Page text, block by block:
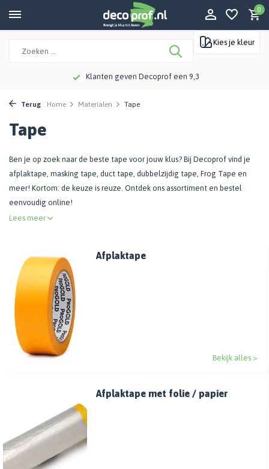
0
Kies je kleur
Klanten geven Decoprof een 9,3
Terug Home Materialen Tape
Tape
Ben je op zoek naar de beste tape voor jouw klus? Bij Decoprof vind je
afplaktape, masking tape, duct tape, dubbelzijdig tape, Frog Tape en
meer! Kortom: de keuze is reuze. Ontdek ons assortiment en bestel
eenvoudig online!
Lees meer
Afplaktape
Bekijk alles >
Afplaktape met folie / papier